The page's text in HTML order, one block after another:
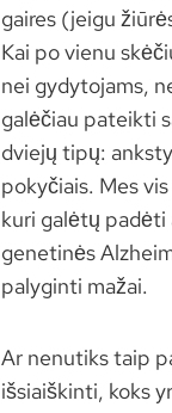
gaires (jeigu
Kai po vienu
nei gydytojams,
galėčiau pateikti
dviejų tipų:
pokyčiais. Mes
kuri galėtų padėti
genetinės
palyginti mažai.
Ar nenutiks taip
išsiaiškinti, koks